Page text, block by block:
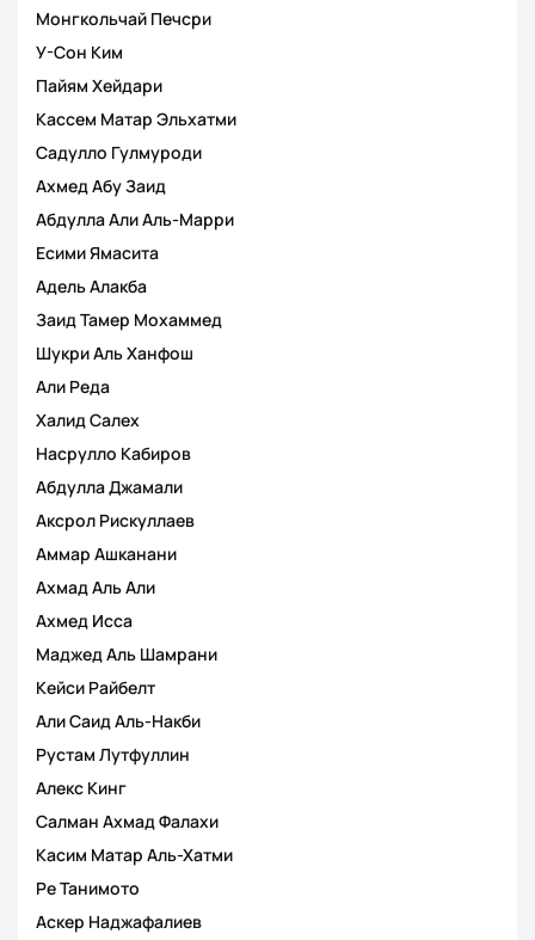
Монгкольчай Печсри
У-Сон Ким
Пайям Хейдари
Кассем Матар Эльхатми
Садулло Гулмуроди
Ахмед Абу Заид
Абдулла Али Аль-Марри
Есими Ямасита
Адель Алакба
Заид Тамер Мохаммед
Шукри Аль Ханфош
Али Реда
Халид Салех
Насрулло Кабиров
Абдулла Джамали
Аксрол Рискуллаев
Аммар Ашканани
Ахмад Аль Али
Ахмед Исса
Маджед Аль Шамрани
Кейси Райбелт
Али Саид Аль-Накби
Рустам Лутфуллин
Алекс Кинг
Салман Ахмад Фалахи
Касим Матар Аль-Хатми
Ре Танимото
Аскер Наджафалиев